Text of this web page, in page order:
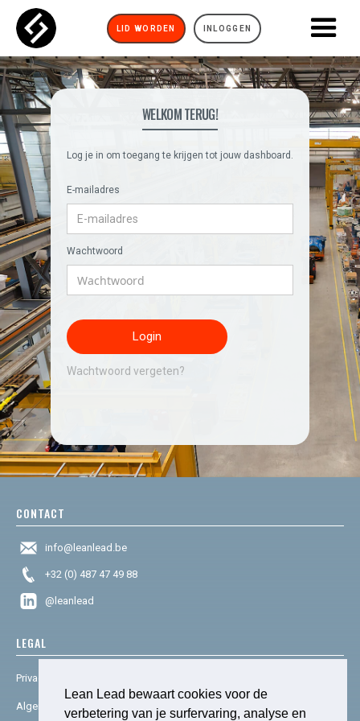
Lean Lead bewaart cookies voor de
verbetering van je surfervaring, analyse en
LID WORDEN INLOGGEN
WELKOM TERUG!
Log je in om toegang te krijgen tot jouw dashboard.
E-mailadres
Wachtwoord
Wachtwoord vergeten?
CONTACT
info@leanlead.be
+32 (0) 487 47 49 88
@leanlead
LEGAL
Privacy & cookies
Algemene voorwaarden